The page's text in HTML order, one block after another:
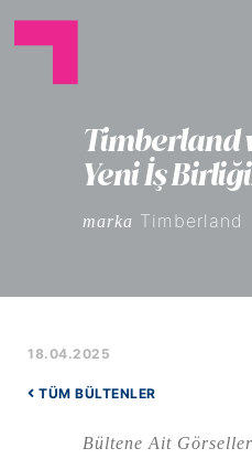
Timberland
Yeni İş
marka Timberland
18.04.2025
TÜM BÜLTENLER
Bültene Ait Görseller